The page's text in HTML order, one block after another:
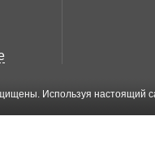
Используя настоящий